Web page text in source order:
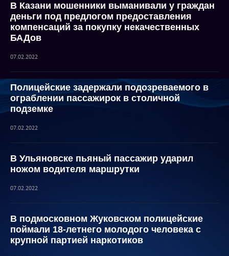
В Казани мошенники выманивали у граждан
деньги под предлогом предоставления
компенсаций за покупку некачественных
БАДов
07.02.2022
Полицейские задержали подозреваемого в
ограблении пассажирок в столичной
подземке
07.02.2022
В Ульяновске пьяный пассажир ударил
ножом водителя маршрутки
07.02.2022
В подмосковном Жуковском полицейские
поймали 18-летнего молодого человека с
крупной партией наркотиков